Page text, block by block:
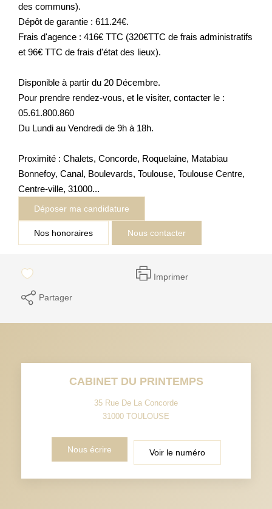
des communs).
Dépôt de garantie : 611.24€.
Frais d'agence : 416€ TTC (320€TTC de frais administratifs
et 96€ TTC de frais d'état des lieux).
Disponible à partir du 20 Décembre.
Pour prendre rendez-vous, et le visiter, contacter le :
05.61.800.860
Du Lundi au Vendredi de 9h à 18h.
Proximité : Chalets, Concorde, Roquelaine, Matabiau
Bonnefoy, Canal, Boulevards, Toulouse, Toulouse Centre,
Centre-ville, 31000...
Déposer ma candidature
Nos honoraires Nous contacter
Imprimer
Partager
CABINET DU PRINTEMPS
35 Rue De La Concorde
31000 TOULOUSE
Nous écrire Voir le numéro